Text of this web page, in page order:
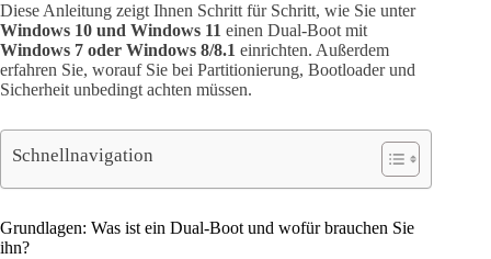
Diese Anleitung zeigt Ihnen Schritt für Schritt, wie Sie unter
Windows 10 und Windows 11 einen Dual-Boot mit
Windows 7 oder Windows 8/8.1 einrichten. Außerdem
erfahren Sie, worauf Sie bei Partitionierung, Bootloader und
Sicherheit unbedingt achten müssen.
Schnellnavigation
Grundlagen: Was ist ein Dual-Boot und wofür brauchen Sie
ihn?